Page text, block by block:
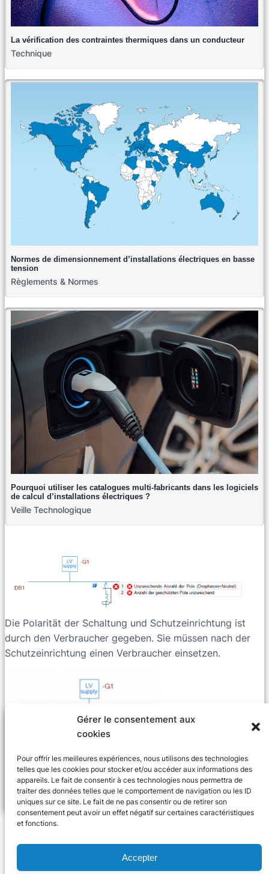
Gérer le consentement aux
cookies
Pour offrir les meilleures expériences, nous utilisons des technologies
telles que les cookies pour stocker et/ou accéder aux informations des
appareils. Le fait de consentir à ces technologies nous permettra de
traiter des données telles que le comportement de navigation ou les ID
uniques sur ce site. Le fait de ne pas consentir ou de retirer son
consentement peut avoir un effet négatif sur certaines caractéristiques
et fonctions.
Accepter
La vérification des contraintes thermiques dans un conducteur
Technique
Normes de dimensionnement d’installations électriques en basse
tension
Règlements & Normes
Pourquoi utiliser les catalogues multi-fabricants dans les logiciels
de calcul d’installations électriques ?
Veille Technologique
Die Polarität der Schaltung und Schutzeinrichtung ist
durch den Verbraucher gegeben. Sie müssen nach der
Schutzeinrichtung einen Verbraucher einsetzen.